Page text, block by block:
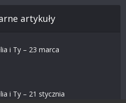
artykuły
i Ty – 23 marca
i Ty – 21 stycznia